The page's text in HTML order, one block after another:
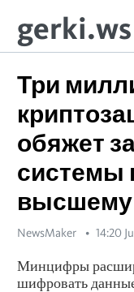
gerki.ws
Три
обяжет
системы
высшему
NewsMaker 14:20
Минцифры
шифровать